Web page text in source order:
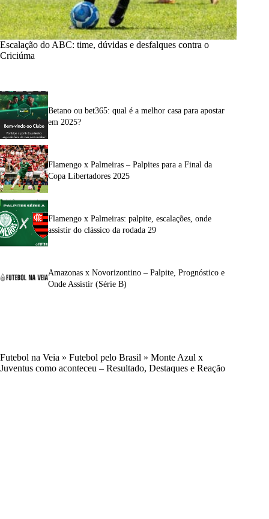
Escalação do ABC: time, dúvidas e desfalques contra o
Criciúma
Betano ou bet365: qual é a melhor casa para apostar
em 2025?
Flamengo x Palmeiras – Palpites para a Final da
Copa Libertadores 2025
Flamengo x Palmeiras: palpite, escalações, onde
assistir do clássico da rodada 29
Amazonas x Novorizontino – Palpite, Prognóstico e
Onde Assistir (Série B)
Futebol na Veia » Futebol pelo Brasil » Monte Azul x
Juventus como aconteceu – Resultado, Destaques e Reação